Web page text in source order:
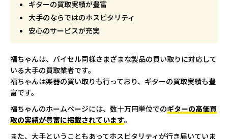
ギターの買取実績が豊富
大手のならではのホスピタリティ
安心のサービスが充実
福ちゃんは、バイセル同様さまざまな製品の買い取りに対応して
いる大手の買取業者です。
福ちゃんは楽器の買い取りも行っており、ギターの買取実績も豊
富です。
福ちゃんのホームページには、数十万円単位でのギターの高価買
取の実績が豊富に掲載されています。
また、大手ということもあってホスピタリティが行き届いていま